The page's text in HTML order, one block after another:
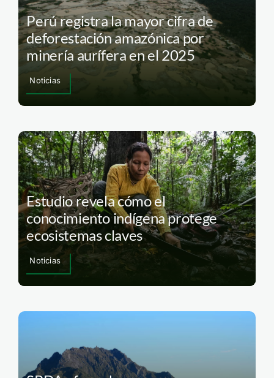
Perú registra la mayor cifra de
deforestación amazónica por
minería aurífera en el 2025
Noticias
Estudio revela cómo el
conocimiento indígena protege
ecosistemas claves
Noticias